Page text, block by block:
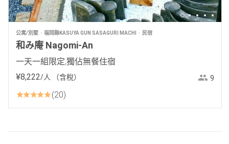
公寓/別墅 福岡縣KASUYA GUN SASAGURI MACHI 民宿
和み庵 Nagomi-An
一天一組限定,獨佔無餐住宿
¥8,222/人 （含稅） 9
20